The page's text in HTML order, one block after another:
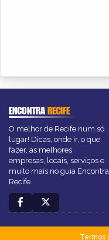
ENCONTRARECIFE
O melhor de Recife num só
lugar! Dicas, onde ir, o que
fazer, as melhores
empresas, locais, serviços e
muito mais no guia Encontra
Recife.
Termos|